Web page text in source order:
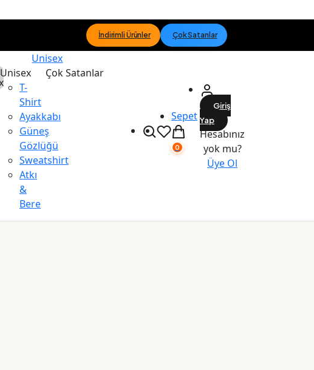
İndirimli Ürünler Çok Satanlar
Unisex
Unisex
T-
Shirt
Ayakkabı
Güneş
Gözlüğü
Sweatshirt
Atkı
&
Bere
Çok Satanlar
Sepet
0
Giriş
Yap
Hesabınız
yok mu?
Üye Ol